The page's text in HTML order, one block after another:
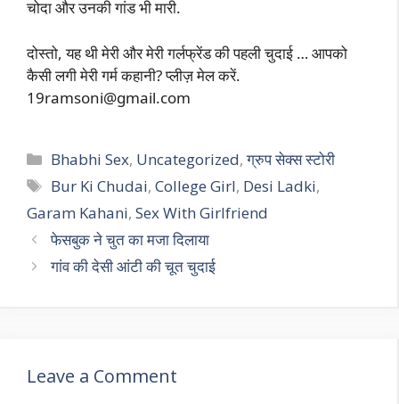
चोदा और उनकी गांड भी मारी.
दोस्तो, यह थी मेरी और मेरी गर्लफ्रेंड की पहली चुदाई … आपको
कैसी लगी मेरी गर्म कहानी? प्लीज़ मेल करें.
19ramsoni@gmail.com
Categories
Bhabhi Sex, Uncategorized,ग्रुप सेक्स स्टोरी
Tags
Bur Ki Chudai,College Girl, Desi Ladki,
Garam Kahani, Sex With Girlfriend
फेसबुक ने चुत का मजा दिलाया
गांव की देसी आंटी की चूत चुदाई
Leave a Comment